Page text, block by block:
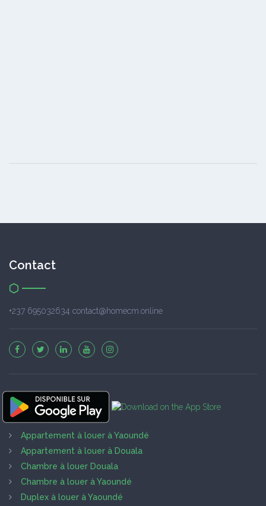
Contact
+237 695032634 contact@homecm.online
Appartement à louer à Yaoundé
Appartement à louer à Douala
Chambre à louer Douala
Chambre à louer à Yaoundé
Duplex à louer à Yaoundé